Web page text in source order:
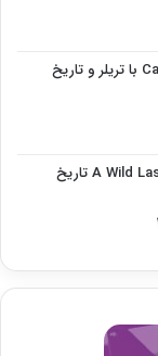
انیمه Campfire Cooking 2 با تریلر و تاریخ
انیمه A Wild Last Boss Appeared تاریخ